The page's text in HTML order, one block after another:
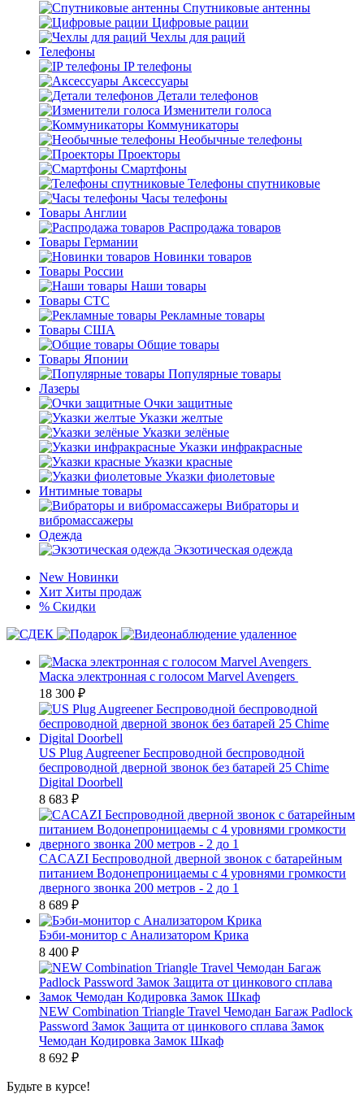
Спутниковые антенны
Цифровые рации
Чехлы для раций
Телефоны
IP телефоны
Аксессуары
Детали телефонов
Изменители голоса
Коммуникаторы
Необычные телефоны
Проекторы
Смартфоны
Телефоны спутниковые
Часы телефоны
Товары Англии
Распродажа товаров
Товары Германии
Новинки товаров
Товары России
Наши товары
Товары СТС
Рекламные товары
Товары США
Общие товары
Товары Японии
Популярные товары
Лазеры
Очки защитные
Указки желтые
Указки зелёные
Указки инфракрасные
Указки красные
Указки фиолетовые
Интимные товары
Вибраторы и
вибромассажеры
Одежда
Экзотическая одежда
New Новинки
Хит Хиты продаж
% Скидки
Маска электронная с голосом Marvel Avengers
18 300 ₽
US Plug Augreener Беспроводной беспроводной
беспроводной дверной звонок без батарей 25 Chime
Digital Doorbell
8 683 ₽
CACAZI Беспроводной дверной звонок с батарейным
питанием Водонепроницаемы с 4 уровнями громкости
дверного звонка 200 метров - 2 до 1
8 689 ₽
Бэби-монитор с Анализатором Крика
8 400 ₽
NEW Combination Triangle Travel Чемодан Багаж Padlock
Password Замок Защита от цинкового сплава Замок
Чемодан Кодировка Замок Шкаф
8 692 ₽
Будьте в курсе!